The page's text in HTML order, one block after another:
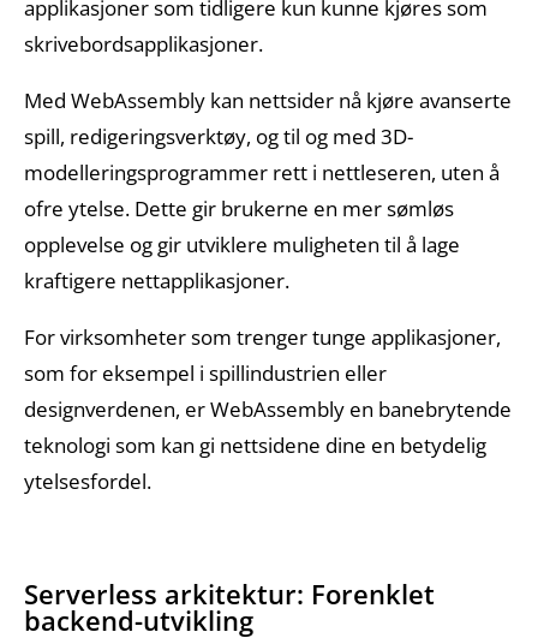
applikasjoner som tidligere kun kunne kjøres som
skrivebordsapplikasjoner.
Med WebAssembly kan nettsider nå kjøre avanserte
spill, redigeringsverktøy, og til og med 3D-
modelleringsprogrammer rett i nettleseren, uten å
ofre ytelse. Dette gir brukerne en mer sømløs
opplevelse og gir utviklere muligheten til å lage
kraftigere nettapplikasjoner.
For virksomheter som trenger tunge applikasjoner,
som for eksempel i spillindustrien eller
designverdenen, er WebAssembly en banebrytende
teknologi som kan gi nettsidene dine en betydelig
ytelsesfordel.
Serverless arkitektur: Forenklet
backend-utvikling